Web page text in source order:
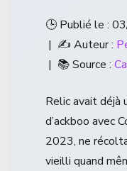
🕒 Publié le :
| ✍️ Auteur :
| 📚 Source :
Relic avait déjà
d’ackboo avec
2023, ne
vieilli quand